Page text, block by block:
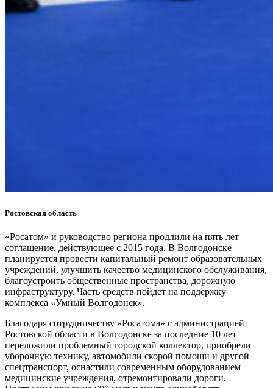
Ростовская область
«Росатом» и руководство региона продлили на пять лет
соглашение, действующее с 2015 года. В Волгодонске
планируется провести капитальный ремонт образовательных
учреждений, улучшить качество медицинского обслуживания,
благоустроить общественные пространства, дорожную
инфраструктуру. Часть средств пойдет на поддержку
комплекса «Умный Волгодонск».
Благодаря сотрудничеству «Росатома» с администрацией
Ростовской области в Волгодонске за последние 10 лет
переложили проблемный городской коллектор, приобрели
уборочную технику, автомобили скорой помощи и другой
спецтранспорт, оснастили современным оборудованием
медицинские учреждения, отремонтировали дороги.